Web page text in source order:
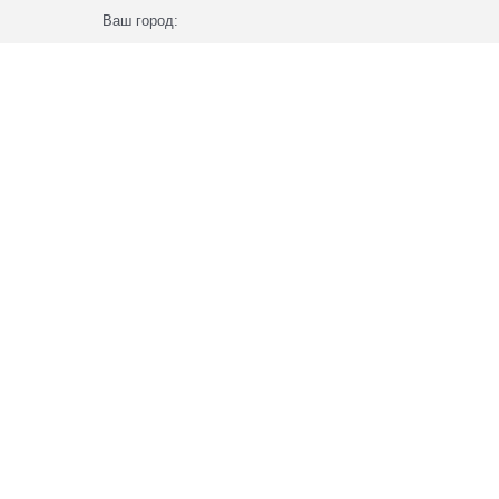
Ваш город: